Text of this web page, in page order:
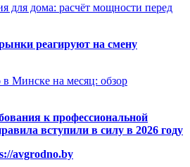
для дома: расчёт мощности перед
реагируют на смену
в Минске на месяц: обзор
к профессиональной
вступили в силу в 2026 году
avgrodno.by